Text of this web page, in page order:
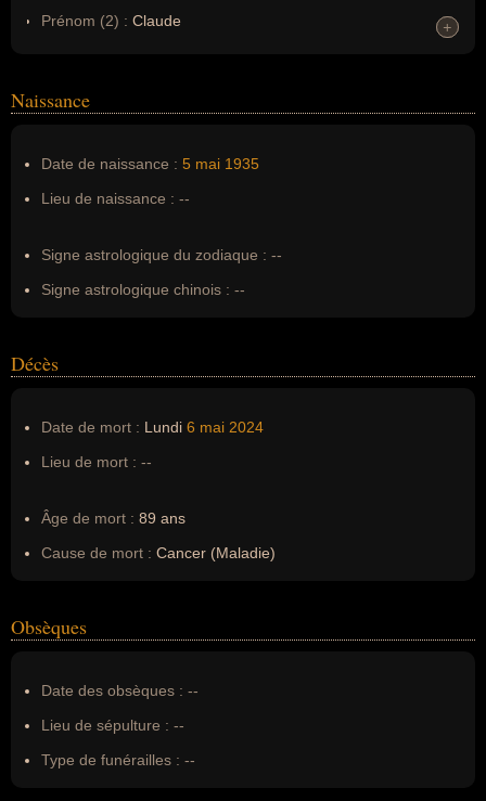
Prénom (2) : Claude
Erreurs d'écriture : --
+
+
Naissance
Date de naissance : 5 mai 1935
Lieu de naissance : --
Signe astrologique du zodiaque : --
Signe astrologique chinois : --
Décès
Date de mort : Lundi 6 mai 2024
Lieu de mort : --
Âge de mort : 89 ans
Cause de mort : Cancer (Maladie)
Obsèques
Date des obsèques : --
Lieu de sépulture : --
Type de funérailles : --